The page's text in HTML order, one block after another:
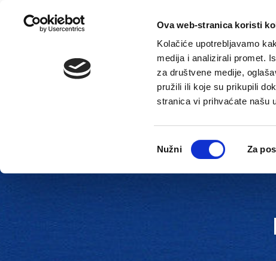
Ova web-stranica koristi
Kolačiće upotrebljavamo
medija i analizirali promet.
za društvene medije,
pružili ili koje su prikupili
stranica vi prihvaćate našu
pristanka
Nužni Za
Gradska uprava